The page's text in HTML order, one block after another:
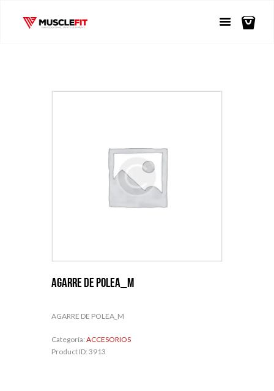
AGARRE DE POLEA_M
AGARRE DE POLEA_M
Categoría: ACCESORIOS
Product ID: 3913